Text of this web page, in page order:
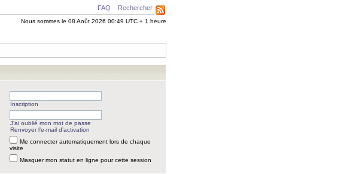
FAQ Rechercher
Nous sommes le 08 Août 2026 00:49 UTC + 1 heure
Inscription
J’ai oublié mon mot de passe
Renvoyer l’e-mail d’activation
Me connecter automatiquement lors de chaque
visite
Masquer mon statut en ligne pour cette session